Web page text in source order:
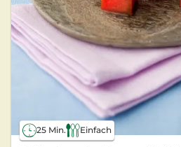
25 Min. Einfach